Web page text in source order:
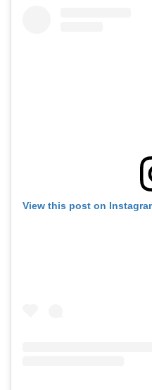
View this post on